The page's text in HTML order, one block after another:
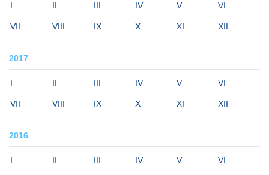
I II III IV V VI
VII VIII IX X XI XII
2017
I II III IV V VI
VII VIII IX X XI XII
2016
I II III IV V VI